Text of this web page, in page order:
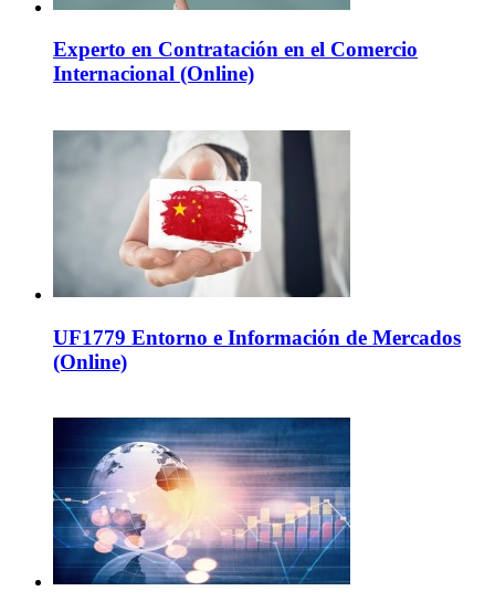
Experto en Contratación en el Comercio
Internacional (Online)
UF1779 Entorno e Información de Mercados
(Online)